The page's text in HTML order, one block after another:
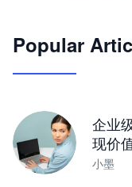
JimoClaw 桌面
Popular
企业
现价
小墨